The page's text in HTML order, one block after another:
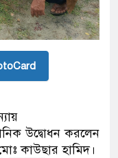
উদ্বোধন করলেন
কাউছার হামিদ।